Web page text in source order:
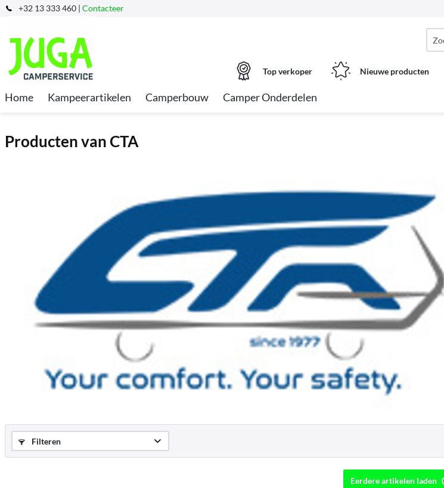
+32 13 333 460 | Contacteer
Top verkoper Nieuwe producten
Home Kampeerartikelen Camperbouw Camper Onderdelen
Producten van CTA
Filteren
Eerdere artikelen laden